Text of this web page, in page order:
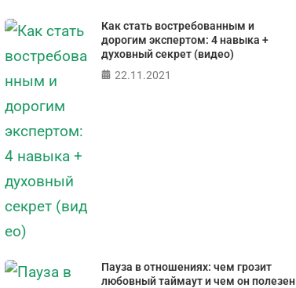
Как стать востребованным и
дорогим экспертом: 4 навыка +
духовный секрет (видео)
22.11.2021
Пауза в отношениях: чем грозит
любовный таймаут и чем он полезен